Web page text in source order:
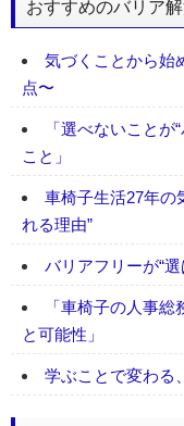
おすすめのバリア
気づくことから始
点〜
「選べないこと
こと」
車椅子生活27年の
れる理由”
バリアフリーが“
「車椅子の人事
と可能性」
学ぶことで変わる